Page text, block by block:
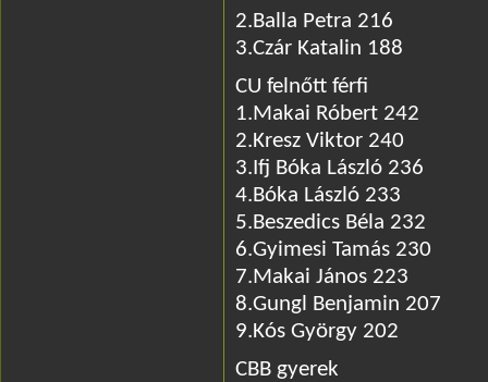
2.Balla Petra 216
3.Czár Katalin 188
CU felnőtt férfi
1.Makai Róbert 242
2.Kresz Viktor 240
3.Ifj Bóka László 236
4.Bóka László 233
5.Beszedics Béla 232
6.Gyimesi Tamás 230
7.Makai János 223
8.Gungl Benjamin 207
9.Kós György 202
CBB gyerek